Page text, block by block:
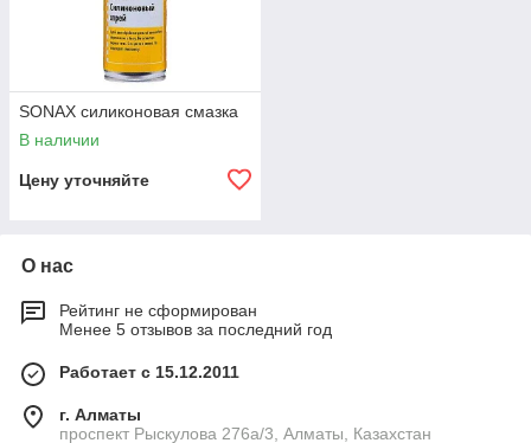
SONAX силиконовая смазка
В наличии
Цену уточняйте
О нас
Рейтинг не сформирован
Менее 5 отзывов за последний год
Работает с 15.12.2011
г. Алматы
проспект Рыскулова 276а/3, Алматы, Казахстан